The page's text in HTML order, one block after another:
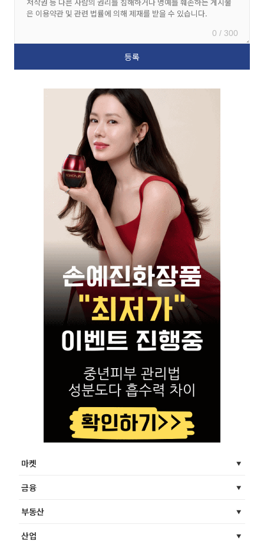
0 / 300
마켓
금융
부동산
산업